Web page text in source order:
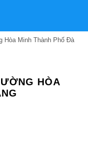
Hòa Minh Thành Phố Đà
HÒA